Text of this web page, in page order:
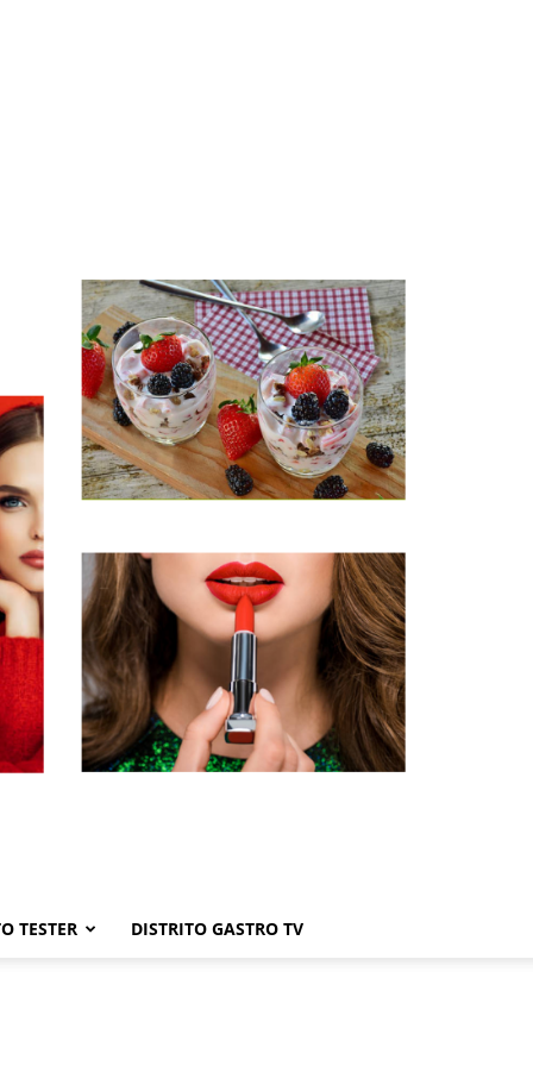
TESTER DISTRITO GASTRO TV